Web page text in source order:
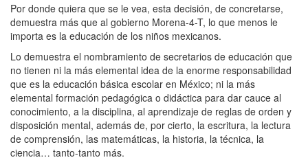
Por donde quiera que se le vea, esta decisión, de concretarse,
demuestra más que al gobierno Morena-4-T, lo que menos le
importa es la educación de los niños mexicanos.
Lo demuestra el nombramiento de secretarios de educación que
no tienen ni la más elemental idea de la enorme responsabilidad
que es la educación básica escolar en México; ni la más
elemental formación pedagógica o didáctica para dar cauce al
conocimiento, a la disciplina, al aprendizaje de reglas de orden y
disposición mental, además de, por cierto, la escritura, la lectura
de comprensión, las matemáticas, la historia, la técnica, la
ciencia… tanto-tanto más.